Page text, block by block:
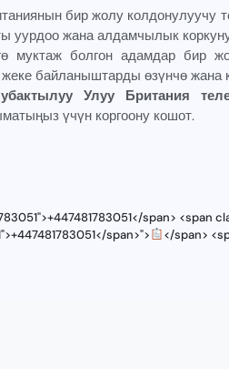
бир жолу колдонулуучу
уурдоо жана алдамчылык
муктаж болгон адамдар бир
байланыштарды өзүнчө жана
Улуу Британия
үчүн коргоону кошот.
span> <span
span>">
</span>